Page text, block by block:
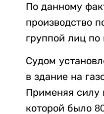
По данному
производство
группой лиц по
Судом
в здание на
Применяя силу
которой было